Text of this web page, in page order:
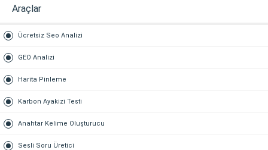
Araçlar
Ücretsiz Seo Analizi
GEO Analizi
Harita Pinleme
Karbon Ayakizi Testi
Anahtar Kelime Oluşturucu
Sesli Soru Üretici